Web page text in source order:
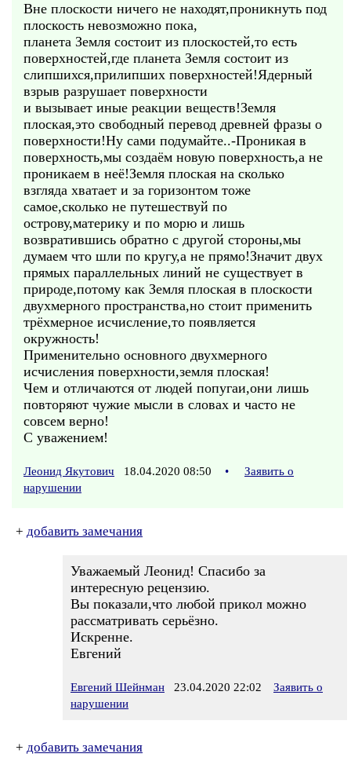
Вне плоскости ничего не находят,проникнуть под
плоскость невозможно пока,
планета Земля состоит из плоскостей,то есть
поверхностей,где планета Земля состоит из
слипшихся,прилипших поверхностей!Ядерный
взрыв разрушает поверхности
и вызывает иные реакции веществ!Земля
плоская,это свободный перевод древней фразы о
поверхности!Ну сами подумайте..-Проникая в
поверхность,мы создаём новую поверхность,а не
проникаем в неё!Земля плоская на сколько
взгляда хватает и за горизонтом тоже
самое,сколько не путешествуй по
острову,материку и по морю и лишь
возвратившись обратно с другой стороны,мы
думаем что шли по кругу,а не прямо!Значит двух
прямых параллельных линий не существует в
природе,потому как Земля плоская в плоскости
двухмерного пространства,но стоит применить
трёхмерное исчисление,то появляется
окружность!
Применительно основного двухмерного
исчисления поверхности,земля плоская!
Чем и отличаются от людей попугаи,они лишь
повторяют чужие мысли в словах и часто не
совсем верно!
С уважением!
Леонид Якутович 18.04.2020 08:50 •
Заявить о
нарушении
+ добавить замечания
Уважаемый Леонид! Спасибо за
интересную рецензию.
Вы показали,что любой прикол можно
рассматривать серьёзно.
Искренне.
Евгений
Евгений Шейнман 23.04.2020 22:02
Заявить о
нарушении
+ добавить замечания